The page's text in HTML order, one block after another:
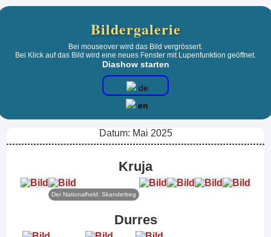
Bildergalerie
Bei mouseover wird das Bild vergrössert.
Bei Klick auf das Bild wird eine neues Fenster mit Lupenfunktion geöffnet.
Diashow starten
de
en
Datum: Mai 2025
Kruja
Der Nationalheld: Skanderbeg
Durres